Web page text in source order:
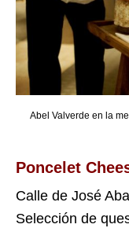
Abel Valverde en la
Poncelet
Calle de José
Selección de